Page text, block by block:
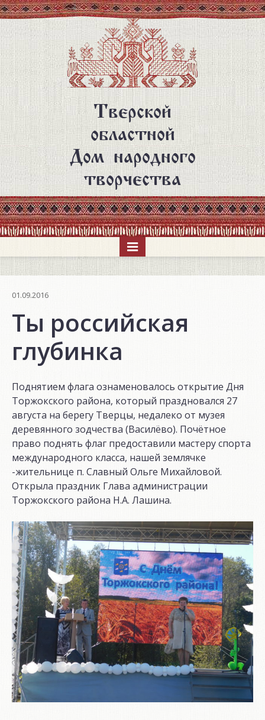
Перейти
к
основному
содержанию
Тверской
областной
Дом народного
творчества
01.09.2016
Ты российская
глубинка
Поднятием флага ознаменовалось открытие Дня
Торжокского района, который праздновался 27
августа на берегу Тверцы, недалеко от музея
деревянного зодчества (Василёво). Почётное
право поднять флаг предоставили мастеру спорта
международного класса, нашей землячке
-жительнице п. Славный Ольге Михайловой.
Открыла праздник Глава администрации
Торжокского района Н.А. Лашина.